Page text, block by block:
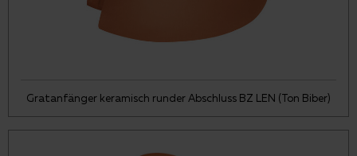
Gratanfänger keramisch runder Abschluss BZ LEN (Ton Biber)